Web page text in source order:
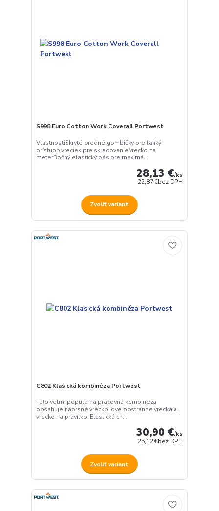
S998 Euro Cotton Work Coverall Portwest
VlastnostiSkryté predné gombičky pre ľahký
prístup5 vreciek pre skladovanieVrecko na
meterBočný elastický pás pre maximá...
28,13 €/ks
22,87 €bez DPH
Zvoliť variant
C802 Klasická kombinéza Portwest
Táto veľmi populárna pracovná kombinéza
obsahuje náprsné vrecko, dve postranné vrecká a
vrecko na pravítko. Elastická ch...
30,90 €/ks
25,12 €bez DPH
Zvoliť variant